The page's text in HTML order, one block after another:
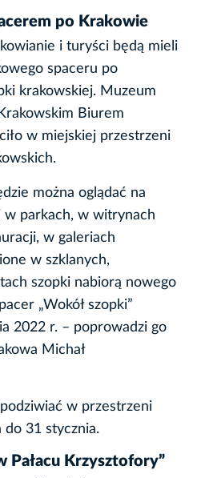
po Krakowie
i turyści będą mieli
spaceru po
krakowskiej. Muzeum
Biurem
w miejskiej przestrzeni
można oglądać na
w parkach, w witrynach
w galeriach
w szklanych,
szopki nabiorą nowego
„Wokół szopki”
2022 r. – poprowadzi go
Michał
w przestrzeni
do 31 stycznia.
Pałacu Krzysztofory”